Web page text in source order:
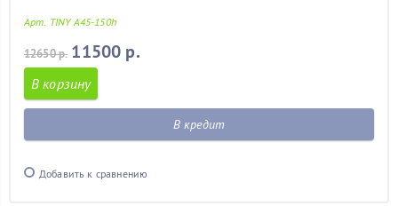
Арт. TINY A45-150h
12650 р. 11500 р.
В корзину
В кредит
Добавить к сравнению